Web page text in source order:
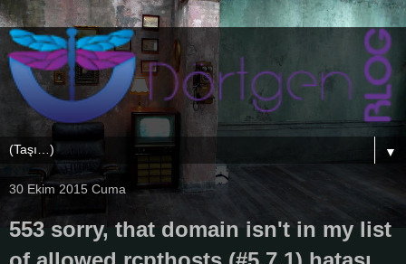
▼
30 Ekim 2015 Cuma
553 sorry, that domain isn't in my list